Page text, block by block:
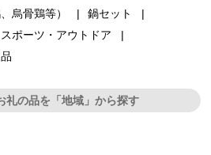
烏骨鶏等）
鍋セット
スポーツ・アウトドア
礼の品を「地域」から探す